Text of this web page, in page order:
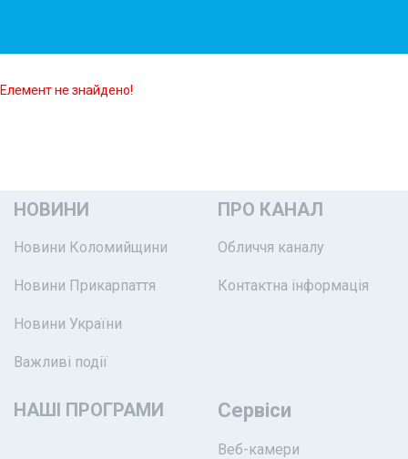
Елемент не знайдено!
НОВИНИ
Новини Коломийщини
Новини Прикарпаття
Новини України
Важливі події
ПРО КАНАЛ
Обличчя каналу
Контактна інформація
НАШІ ПРОГРАМИ Сервіси
Веб-камери